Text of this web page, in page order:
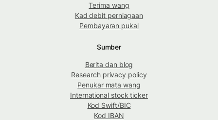
Terima wang
Kad debit perniagaan
Pembayaran pukal
Sumber
Berita dan blog
Research privacy policy
Penukar mata wang
International stock ticker
Kod Swift/BIC
Kod IBAN